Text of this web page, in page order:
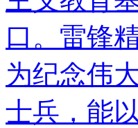
口。雷锋
为纪念伟
士兵，能